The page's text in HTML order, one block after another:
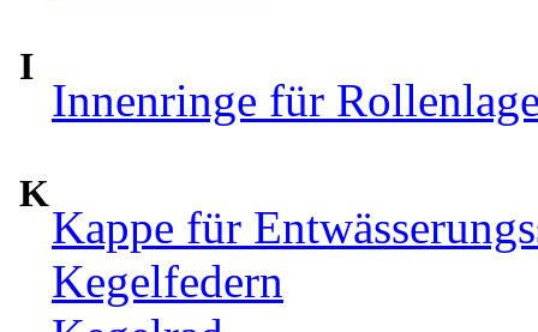
I
Innenringe für
K
Kappe für
Kegelfedern